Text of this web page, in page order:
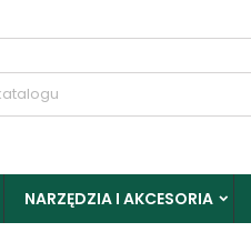
NARZĘDZIA I AKCESORIA